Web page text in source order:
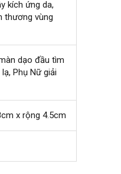
kích ứng dagần
nhất
,
thương vùng
dạo đầu tìm
lạnhanh
, Phụ Nữ giải
x rộng 4.5cm